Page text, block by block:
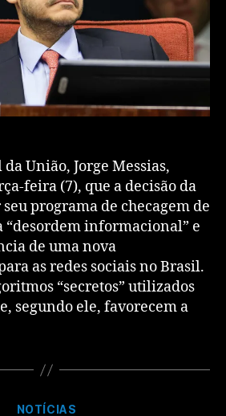
União, Jorge Messias,
feira (7), que a decisão da
programa de checagem de
informacional” e
de uma nova
as redes sociais no Brasil.
“secretos” utilizados
segundo ele, favorecem a
NOTÍCIAS